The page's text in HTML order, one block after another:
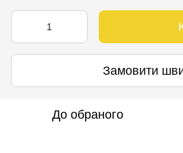
Замовити
До обраного